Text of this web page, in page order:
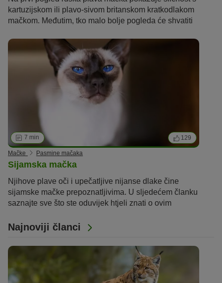
kartuzijskom ili plavo-sivom britanskom kratkodlakom
mačkom. Međutim, tko malo bolje pogleda će shvatiti
mačke!
7 min 129
Mačke Pasmine mačaka
Sijamska mačka
Njihove plave oči i upečatljive nijanse dlake čine
sijamske mačke prepoznatljivima. U sljedećem članku
saznajte sve što ste oduvijek htjeli znati o ovim
Najnoviji članci